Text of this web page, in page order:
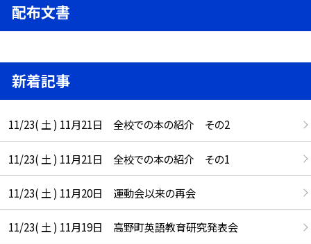
配布文書
新着記事
11/23( 土 ) 11月21日 全校での本の紹介 その2
11/23( 土 ) 11月21日 全校での本の紹介 その1
11/23( 土 ) 11月20日 運動会以来の再会
11/23( 土 ) 11月19日 高野町英語教育研究発表会